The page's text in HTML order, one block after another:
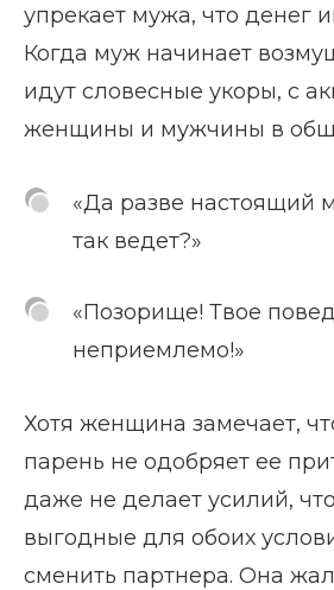
упрекает мужа, что денег
Когда муж начинает
идут словесные укоры, с
женщины и мужчины в
«Да разве настоящий
так ведет?»
«Позорище! Твое
неприемлемо!»
Хотя женщина замечает,
парень не одобряет ее
даже не делает усилий,
выгодные для обоих
сменить партнера. Она